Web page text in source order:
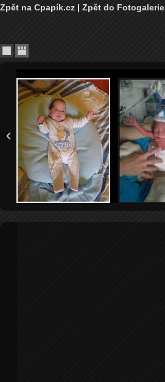
Zpět na Cpapík.cz | Zpět do Fotogalerie